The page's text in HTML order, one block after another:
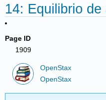
14: Equilibrio
Page ID
1909
OpenStax
OpenStax